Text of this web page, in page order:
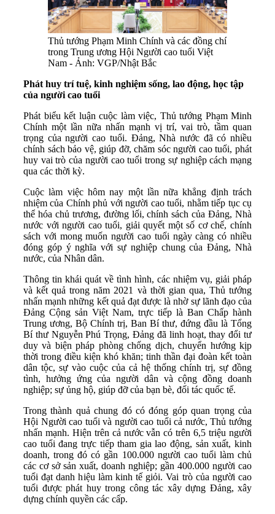
Thủ tướng Phạm Minh Chính và các đồng chí
trong Trung ương Hội Người cao tuổi Việt
Nam - Ảnh: VGP/Nhật Bắc
Phát huy trí tuệ, kinh nghiệm sống, lao động, học tập
của người cao tuổi
Phát biểu kết luận cuộc làm việc, Thủ tướng Phạm Minh
Chính một lần nữa nhấn mạnh vị trí, vai trò, tầm quan
trọng của người cao tuổi. Đảng, Nhà nước đã có nhiều
chính sách bảo vệ, giúp đỡ, chăm sóc người cao tuổi, phát
huy vai trò của người cao tuổi trong sự nghiệp cách mạng
qua các thời kỳ.
Cuộc làm việc hôm nay một lần nữa khẳng định trách
nhiệm của Chính phủ với người cao tuổi, nhằm tiếp tục cụ
thể hóa chủ trương, đường lối, chính sách của Đảng, Nhà
nước với người cao tuổi, giải quyết một số cơ chế, chính
sách với mong muốn người cao tuổi ngày càng có nhiều
đóng góp ý nghĩa với sự nghiệp chung của Đảng, Nhà
nước, của Nhân dân.
Thông tin khái quát về tình hình, các nhiệm vụ, giải pháp
và kết quả trong năm 2021 và thời gian qua, Thủ tướng
nhấn mạnh những kết quả đạt được là nhờ sự lãnh đạo của
Đảng Cộng sản Việt Nam, trực tiếp là Ban Chấp hành
Trung ương, Bộ Chính trị, Ban Bí thư, đứng đầu là Tổng
Bí thư Nguyễn Phú Trọng, Đảng đã linh hoạt, thay đổi tư
duy và biện pháp phòng chống dịch, chuyển hướng kịp
thời trong điều kiện khó khăn; tinh thần đại đoàn kết toàn
dân tộc, sự vào cuộc của cả hệ thống chính trị, sự đồng
tình, hưởng ứng của người dân và cộng đồng doanh
nghiệp; sự ủng hộ, giúp đỡ của bạn bè, đối tác quốc tế.
Trong thành quả chung đó có đóng góp quan trọng của
Hội Người cao tuổi và người cao tuổi cả nước, Thủ tướng
nhấn mạnh. Hiện trên cả nước vẫn có trên 6,5 triệu người
cao tuổi đang trực tiếp tham gia lao động, sản xuất, kinh
doanh, trong đó có gần 100.000 người cao tuổi làm chủ
các cơ sở sản xuất, doanh nghiệp; gần 400.000 người cao
tuổi đạt danh hiệu làm kinh tế giỏi. Vai trò của người cao
tuổi được phát huy trong công tác xây dựng Đảng, xây
dựng chính quyền các cấp.